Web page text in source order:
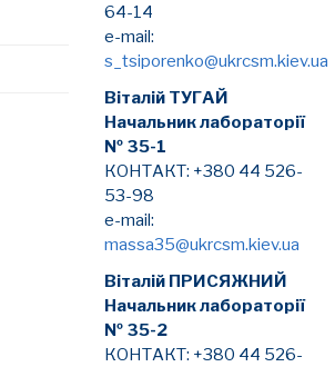
64-14
e-mail:
s_tsiporenko@ukrcsm.kiev.ua
Віталій ТУГАЙ
Начальник лабораторії
№ 35-1
КОНТАКТ: +380 44 526-
53-98
e-mail:
massa35@ukrcsm.kiev.ua
Віталій ПРИСЯЖНИЙ
Начальник лабораторії
№ 35-2
КОНТАКТ: +380 44 526-